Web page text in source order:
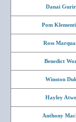
Danai
Pom
Ross
Benedict
Winston
Hayley
Anthony